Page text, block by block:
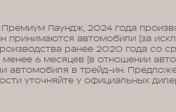
Лаундж, 2024 года
автомобили (за
ранее 2020 года со
6 месяцев (в отношении
автомобиля в трейд-ин.
уточняйте у официальных